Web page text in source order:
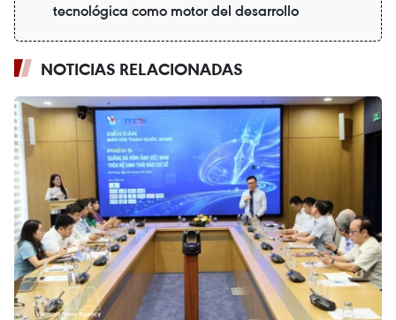
tecnológica como motor del desarrollo
NOTICIAS RELACIONADAS